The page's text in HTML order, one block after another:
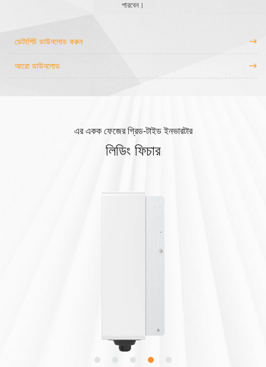
পারবেন।
ডেটাশিট ডাউনলোড করুন
আরো ডাউনলোড
এর একক ফেজের গ্রিড-টাইড ইনভারটার
লিডিং ফিচার